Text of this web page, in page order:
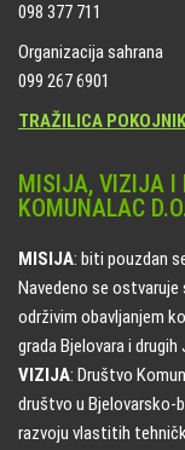
098 377 711
Organizacija sahrana
099 267 6901
TRAŽILICA
MISIJA, VIZIJA I
KOMUNALAC
MISIJA: biti pouzdan
Navedeno se
održivim obavljanjem
grada Bjelovara i
VIZIJA: Društvo
društvo u Bjelovarsko-
razvoju vlastitih